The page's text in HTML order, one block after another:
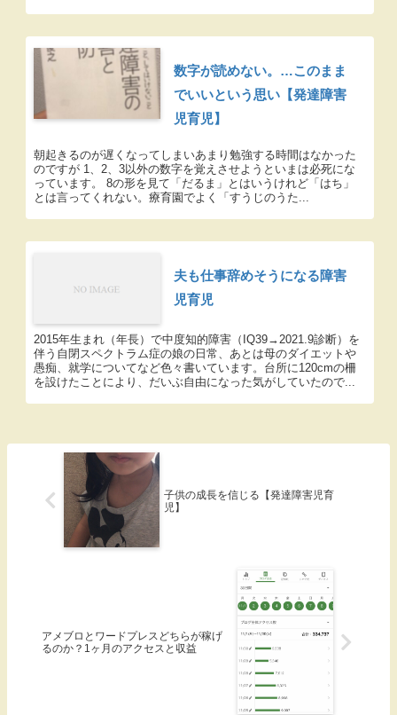
数字が読めない。…このまま
でいいという思い【発達障害
児育児】
朝起きるのが遅くなってしまいあまり勉強する時間はなかった
のですが 1、2、3以外の数字を覚えさせようといまは必死にな
っています。 8の形を見て「だるま」とはいうけれど「はち」
とは言ってくれない。療育園でよく「すうじのうた...
夫も仕事辞めそうになる障害
児育児
2015年生まれ（年長）で中度知的障害（IQ39→2021.9診断）を
伴う自閉スペクトラム症の娘の日常、あとは母のダイエットや
愚痴、就学についてなど色々書いています。台所に120cmの柵
を設けたことにより、だいぶ自由になった気がしていたので...
子供の成長を信じる【発達障害児育
児】
アメブロとワードプレスどちらが稼げ
るのか？1ヶ月のアクセスと収益